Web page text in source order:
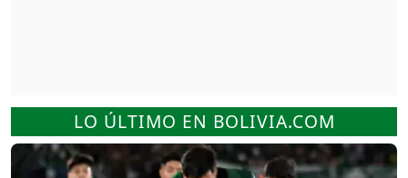
LO ÚLTIMO EN BOLIVIA.COM